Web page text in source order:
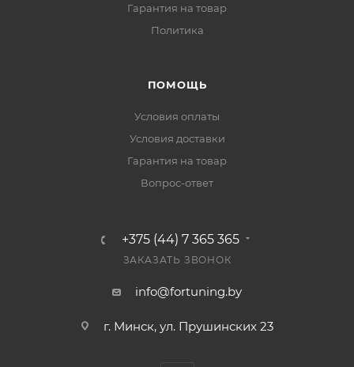
Гарантия на товар
Политика
ПОМОЩЬ
Условия оплаты
Условия доставки
Гарантия на товар
Вопрос-ответ
+375 (44) 7 365 365
ЗАКАЗАТЬ ЗВОНОК
info@fortuning.by
г. Минск, ул. Прушинских 23